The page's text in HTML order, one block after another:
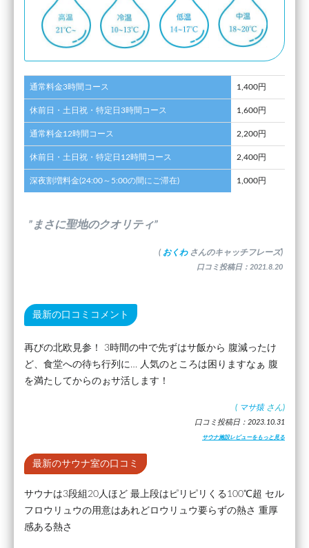
通常料金3時間コース 1,400円
休前日・土日祝・特定日3時間コース 1,600円
通常料金12時間コース 2,200円
休前日・土日祝・特定日12時間コース 2,400円
深夜割増料金(24:00～5:00の間にご滞在) 1,000円
”まさに聖地のクオリティ”
( おくわ さんのキャッチフレーズ)
口コミ投稿日：2021.8.20
最新の口コミコメント
再びの北欧見参！ 3時間の中で先ずはサ飯から 腹減ったけ
ど、食堂への待ち行列に… 人気のところは困りますなぁ 腹
を満たしてからのぉサ活します！
( マサ猿 さん)
口コミ投稿日：2023.10.31
サウナ施設レビューをもっと見る
最新のサウナ室の口コミ
サウナは3段組20人ほど 最上段はピリピリくる100℃超 セル
フロウリュウの用意はあれどロウリュウ要らずの熱さ 重厚
感ある熱さ